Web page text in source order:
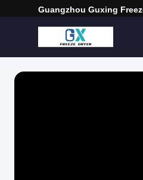
Guangzhou Guxing